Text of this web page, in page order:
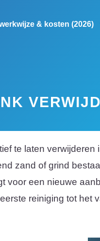
& kosten (2026)
te laten
zand of grind
voor een nieuwe
reiniging tot